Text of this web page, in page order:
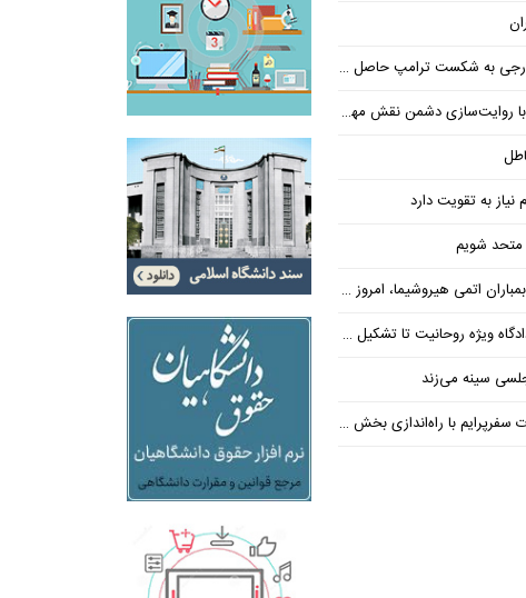
ترامپ حاصل مجاهدت رسانه‌های انقلابی است
روایت‌سازی دشمن نقش مهمی دارند
به تقویت دارد
متحد شویم
هیروشیما، امروز در واشنگتن حاکم است
روحانیت تا تشکیل ۷۰۰ پرونده تعهدات ارزی
سینه می‌زند
با راه‌اندازی بخش تور